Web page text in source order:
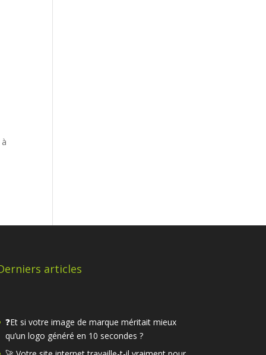
articles
❓Et si votre image de marque méritait mieux
qu’un logo généré en 10 secondes ?